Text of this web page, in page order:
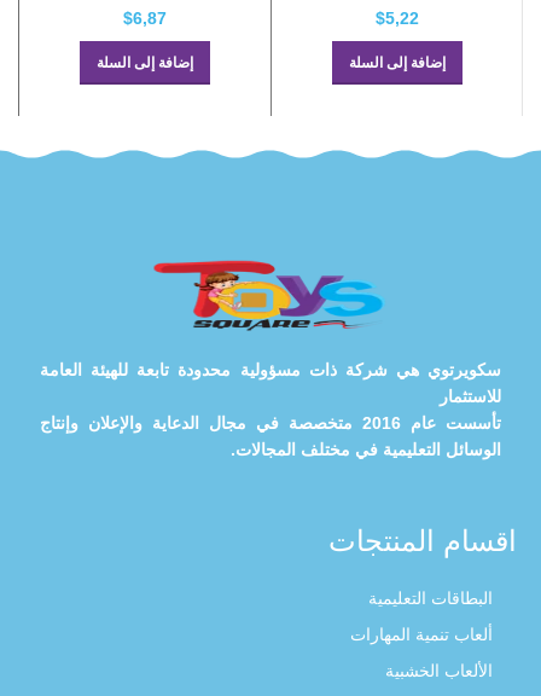
$5,22
إضافة إلى السلة
$6,87
إضافة إلى السلة
سكويرتوي هي شركة ذات مسؤولية محدودة تابعة للهيئة العامة
للاستثمار
تأسست عام 2016 متخصصة في مجال الدعاية والإعلان وإنتاج
الوسائل التعليمية في مختلف المجالات.
اقسام المنتجات
البطاقات التعليمية
ألعاب تنمية المهارات
الألعاب الخشبية